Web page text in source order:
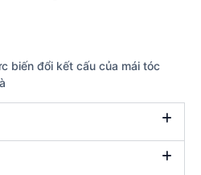
biến đổi kết cấu của mái tóc